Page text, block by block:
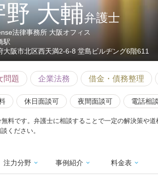
野 大輔弁護士
法律事務所 大阪オフィス
駅
大阪市北区西天満2-6-8 堂島ビルヂング6階611
問題 企業法務 借金・債務整理
休日面談可 夜間面談可 電話相
料です。弁護士に相談することで一定の解決策や
ください。
注力分野 事例紹介 料金表